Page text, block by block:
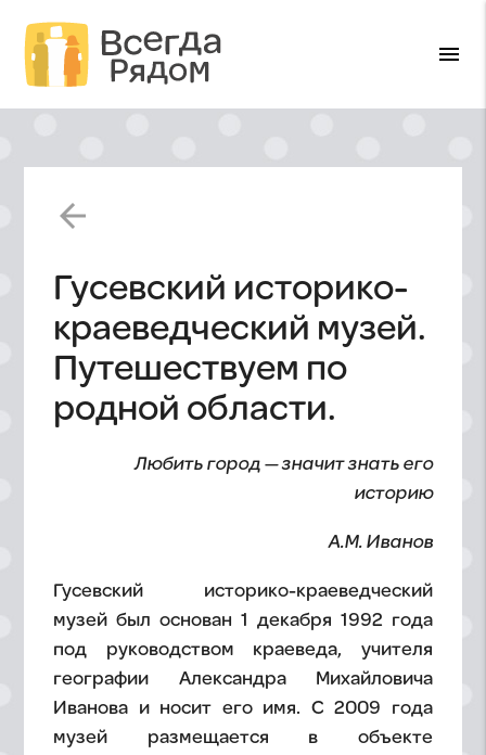
menu
arrow_back
Гусевский историко-
краеведческий музей.
Путешествуем по
родной области.
Любить город — значит знать его
историю
А.М. Иванов
Гусевский историко-краеведческий
музей был основан 1 декабря 1992 года
под руководством краеведа, учителя
географии Александра Михайловича
Иванова и носит его имя. С 2009 года
музей размещается в объекте